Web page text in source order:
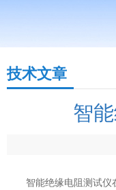
技术文章
智
智能绝缘电阻测试仪